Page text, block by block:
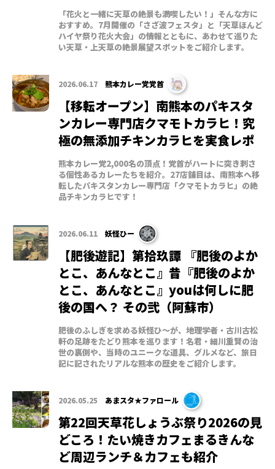
「花火と一緒に天草の絶景も満喫したい！」そんな方に
おすすめ。7月開催の「さざ波フェスタ」と「天草ほんど
ハイヤ祭り花火大会」の情報とともに、あわせて巡りた
い天草・上天草の絶景展望スポットをご紹介します。
2026.06.17 熊本カレー党党首
【移転オープン】南熊本のパキスタ
ンカレー専門店クマモトカラヒ！究
極の無添加チキンカラヒを実食レポ
熊本カレー党2,000名の頂点！党首がハートに突き刺さ
る個性あるカレーたちを紹介。27店舗目は、南熊本へ移
転したパキスタンカレー専門店「クマモトカラヒ」の絶
品チキンカラヒです！
2026.06.11 妖怪ひー
【肥後遊記】第拾玖譚 『肥後のよか
とこ、あんなとこ』昔『肥後のよか
とこ、あんなとこ』youは何しに肥
後の国へ？ その弐（阿蘇市）
肥後のふしぎを求める妖怪ひ～が、地理学者・古川古松
軒の足跡をたどり熊本を巡ります！名君・細川重賢の治
世の裏側や、当時のユニークな道具、グルメなど、旅日
記に記されたリアルな熊本の歴史をご紹介します。
2026.05.25 あまスタ★ファロール
第22回天草花しょうぶ祭り2026の見
どころ！たい焼きカフェまるきんな
ど周辺ランチ＆カフェも紹介